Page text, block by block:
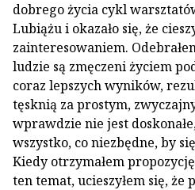
dobrego życia cykl
Lubiążu i okazało się, że
zainteresowaniem.
ludzie są zmęczeni życiem
coraz lepszych wyników,
tęsknią za prostym,
wprawdzie nie jest
wszystko, co niezbędne, by
Kiedy otrzymałem
ten temat, ucieszyłem się, że